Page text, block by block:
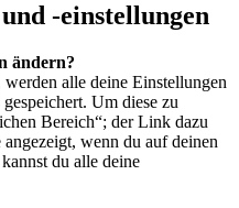
-einstellungen
ändern?
alle deine Einstellungen
Um diese zu
Bereich“; der Link dazu
wenn du auf deinen
du alle deine